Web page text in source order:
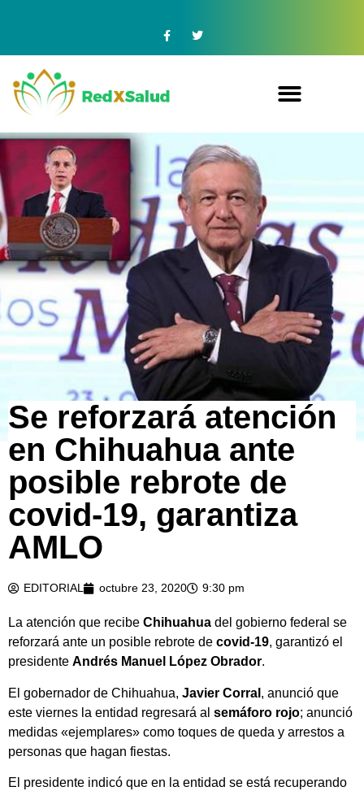
Se reforzará atención
en Chihuahua ante
posible rebrote de
covid-19, garantiza
AMLO
EDITORIAL octubre 23, 2020 9:30 pm
La atención que recibe Chihuahua del gobierno federal se
reforzará ante un posible rebrote de covid-19, garantizó el
presidente Andrés Manuel López Obrador.
El gobernador de Chihuahua, Javier Corral , anunció que
este viernes la entidad regresará al semáforo rojo; anunció
medidas «ejemplares» como toques de queda y arrestos a
personas que hagan fiestas.
El presidente indicó que en la entidad se está recuperando